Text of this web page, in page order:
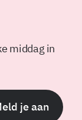
middag in
je aan